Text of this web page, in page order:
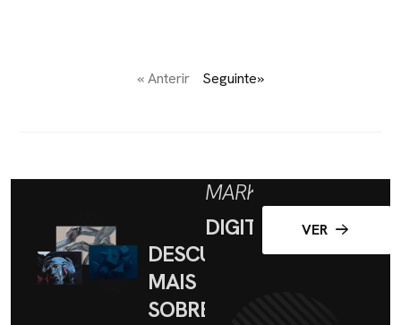
« Anterir Seguinte»
DESCUBRA
MAIS
SOBRE
MARKETING
DIGITAL
VER